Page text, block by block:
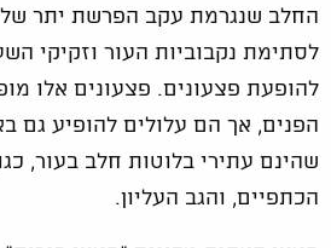
החלב שנגרמת עקב הפרשת יתר של
לסתימת נקבוביות העור וזקיקי
להופעת פצעונים. פצעונים אלו
הפנים, אך הם עלולים להופיע גם
שהינם עתירי בלוטות חלב בעור,
הכתפיים, והגב העליון.